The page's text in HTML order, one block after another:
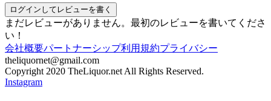
ログインしてレビューを書く
まだレビューがありません。最初のレビューを書いてくださ
い！
会社概要パートナーシップ利用規約プライバシー
theliquornet@gmail.com
Copyright 2020 TheLiquor.net All Rights Reserved.
Instagram